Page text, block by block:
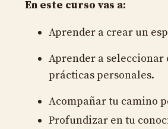
En este curso vas a:
Aprender a crear un
Aprender a seleccionar
prácticas personales.
Acompañar tu camino
Profundizar en tu